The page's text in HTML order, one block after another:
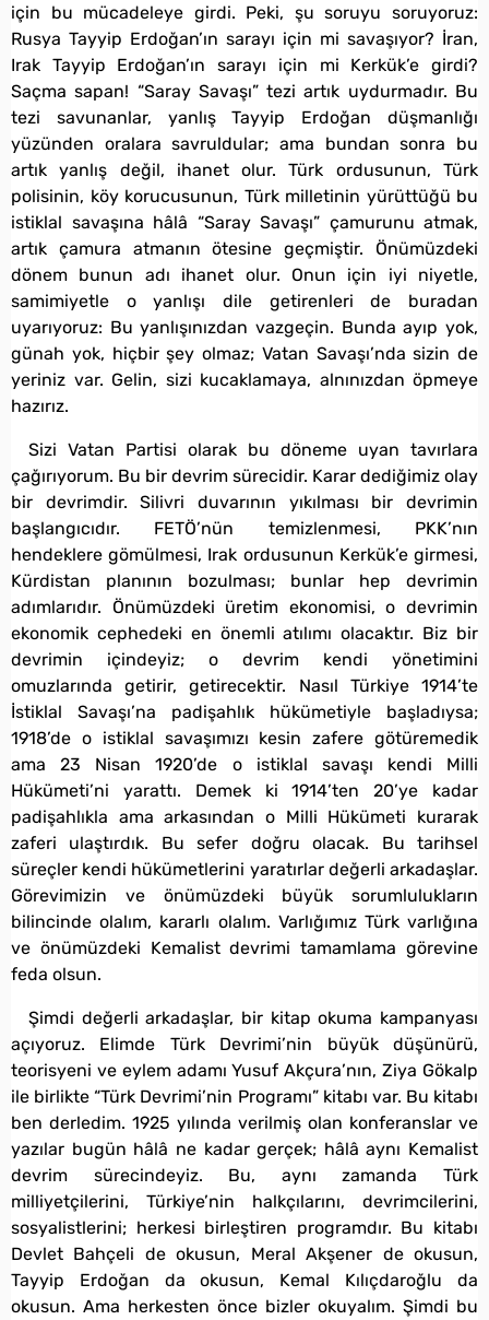
için bu mücadeleye girdi. Peki, şu soruyu soruyoruz:
Rusya Tayyip Erdoğan’ın sarayı için mi savaşıyor? İran,
Irak Tayyip Erdoğan’ın sarayı için mi Kerkük’e girdi?
Saçma sapan! “Saray Savaşı” tezi artık uydurmadır. Bu
tezi savunanlar, yanlış Tayyip Erdoğan düşmanlığı
yüzünden oralara savruldular; ama bundan sonra bu
artık yanlış değil, ihanet olur. Türk ordusunun, Türk
polisinin, köy korucusunun, Türk milletinin yürüttüğü bu
istiklal savaşına hâlâ “Saray Savaşı” çamurunu atmak,
artık çamura atmanın ötesine geçmiştir. Önümüzdeki
dönem bunun adı ihanet olur. Onun için iyi niyetle,
samimiyetle o yanlışı dile getirenleri de buradan
uyarıyoruz: Bu yanlışınızdan vazgeçin. Bunda ayıp yok,
günah yok, hiçbir şey olmaz; Vatan Savaşı’nda sizin de
yeriniz var. Gelin, sizi kucaklamaya, alnınızdan öpmeye
hazırız.
Sizi Vatan Partisi olarak bu döneme uyan tavırlara
çağırıyorum. Bu bir devrim sürecidir. Karar dediğimiz olay
bir devrimdir. Silivri duvarının yıkılması bir devrimin
başlangıcıdır. FETÖ’nün temizlenmesi, PKK’nın
hendeklere gömülmesi, Irak ordusunun Kerkük’e girmesi,
Kürdistan planının bozulması; bunlar hep devrimin
adımlarıdır. Önümüzdeki üretim ekonomisi, o devrimin
ekonomik cephedeki en önemli atılımı olacaktır. Biz bir
devrimin içindeyiz; o devrim kendi yönetimini
omuzlarında getirir, getirecektir. Nasıl Türkiye 1914’te
İstiklal Savaşı’na padişahlık hükümetiyle başladıysa;
1918’de o istiklal savaşımızı kesin zafere götüremedik
ama 23 Nisan 1920’de o istiklal savaşı kendi Milli
Hükümeti’ni yarattı. Demek ki 1914’ten 20’ye kadar
padişahlıkla ama arkasından o Milli Hükümeti kurarak
zaferi ulaştırdık. Bu sefer doğru olacak. Bu tarihsel
süreçler kendi hükümetlerini yaratırlar değerli arkadaşlar.
Görevimizin ve önümüzdeki büyük sorumlulukların
bilincinde olalım, kararlı olalım. Varlığımız Türk varlığına
ve önümüzdeki Kemalist devrimi tamamlama görevine
feda olsun.
Şimdi değerli arkadaşlar, bir kitap okuma kampanyası
açıyoruz. Elimde Türk Devrimi’nin büyük düşünürü,
teorisyeni ve eylem adamı Yusuf Akçura’nın, Ziya Gökalp
ile birlikte “Türk Devrimi’nin Programı” kitabı var. Bu kitabı
ben derledim. 1925 yılında verilmiş olan konferanslar ve
yazılar bugün hâlâ ne kadar gerçek; hâlâ aynı Kemalist
devrim sürecindeyiz. Bu, aynı zamanda Türk
milliyetçilerini, Türkiye’nin halkçılarını, devrimcilerini,
sosyalistlerini; herkesi birleştiren programdır. Bu kitabı
Devlet Bahçeli de okusun, Meral Akşener de okusun,
Tayyip Erdoğan da okusun, Kemal Kılıçdaroğlu da
okusun. Ama herkesten önce bizler okuyalım. Şimdi bu